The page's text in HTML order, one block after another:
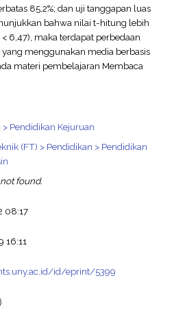
85,2%; dan uji tanggapan luas
bahwa nilai t-hitung lebih
6,47), maka terdapat perbedaan
yang menggunakan media berbasis
materi pembelajaran Membaca
Pendidikan Kejuruan
(FT) > Pendidikan > Pendidikan
not found.
08:17
16:11
id/eprint/5399